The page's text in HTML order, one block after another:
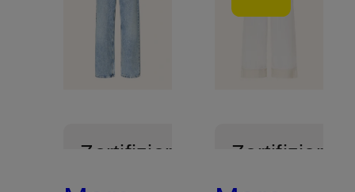
Zertifiziert Zertifiziert